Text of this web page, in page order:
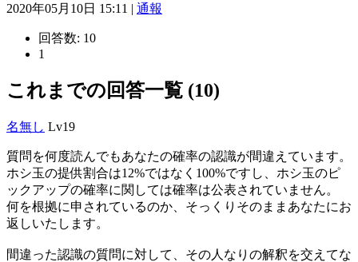
2020年05月10日 15:11 | 通報
回答数: 10
1
これまでの回答一覧 (10)
名無し Lv19
質問を何度読んでもあなたの確率の認識が間違えています。
ホシ玉の提供割合は12%ではなく100%ですし、ホシ玉のピ
ックアップの確率に関しては確率は公表されていません。
何を根拠に申されているのか、そっくりそのままあなたにお
返しいたします。
間違った認識の質問に対して、その人なりの解釈を交えてな